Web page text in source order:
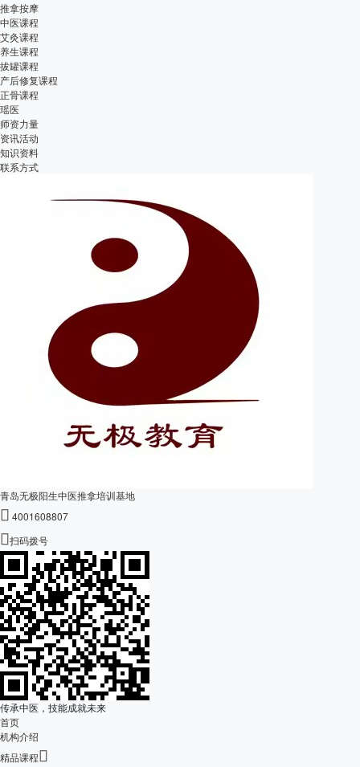
推拿按摩
中医课程
艾灸课程
养生课程
拔罐课程
产后修复课程
正骨课程
瑶医
师资力量
资讯活动
知识资料
联系方式
青岛无极阳生中医推拿培训基地
 4001608807
扫码拨号
传承中医，技能成就未来
首页
机构介绍
精品课程